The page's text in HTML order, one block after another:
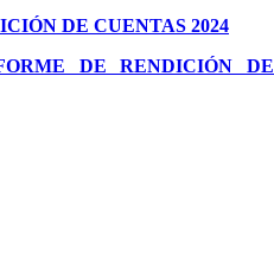
DE CUENTAS 2024
DE RENDICIÓN DE